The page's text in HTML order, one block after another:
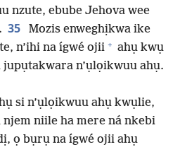
nzute, ebube Jehova wee
35
Mozis enweghịkwa ike
n’ihi na ígwé ojii + ahụ kwụ
jupụtakwara n’ụlọikwuu ahụ.
si n’ụlọikwuu ahụ kwụlie,
niile ha mere ná nkebi
ọ bụrụ na ígwé ojii ahụ